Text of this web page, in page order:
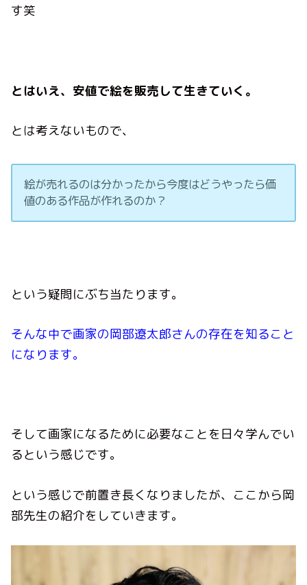
す笑
とはいえ、安値で絵を販売して生きていく。
とは考えないもので、
絵が売れるのは分かったから今度はどうやったら価
値のある作品が作れるのか？
という疑問にぶち当たります。
そんな中で画家の岡部遼太郎さんの存在を知ること
になります。
そして画家になるために必要なことを日々学んでい
るという感じです。
という感じで前置き長くなりましたが、ここから岡
部先生の紹介をしていきます。